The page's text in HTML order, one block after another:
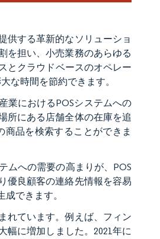
供する革新的なソリューショ
を担い、小売業務のあらゆる
とクラウドベースのオペレー
な時間を節約できます。
業におけるPOSシステムへの
所にある店舗全体の在庫を追
品を検索することができま
ムへの需要の高まりが、POS
優良顧客の連絡先情報を容易
できます。
れています。例えば、フィン
幅に増加しました。2021年に